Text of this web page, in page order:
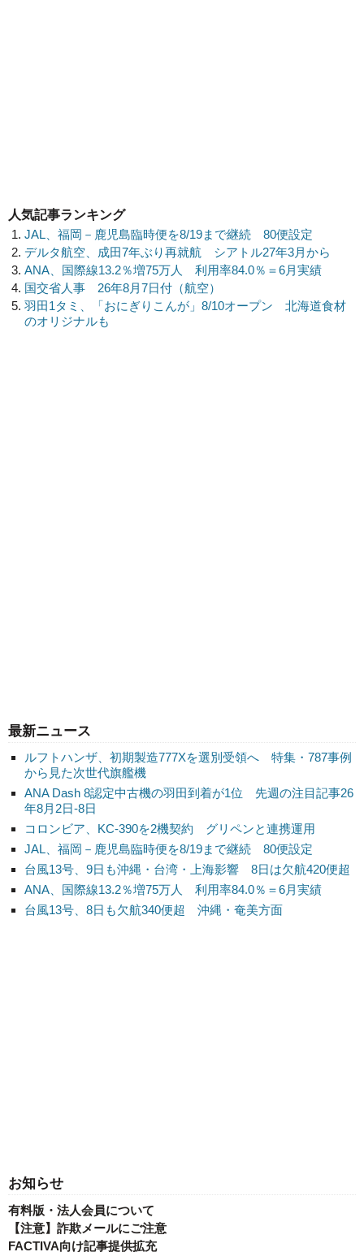
最新ニュース
ルフトハンザ、初期製造777Xを選別受領へ 特集・787事例
から見た次世代旗艦機
ANA Dash 8認定中古機の羽田到着が1位 先週の注目記事26
年8月2日-8日
コロンビア、KC-390を2機契約 グリペンと連携運用
JAL、福岡－鹿児島臨時便を8/19まで継続 80便設定
台風13号、9日も沖縄・台湾・上海影響 8日は欠航420便超
ANA、国際線13.2％増75万人 利用率84.0％＝6月実績
台風13号、8日も欠航340便超 沖縄・奄美方面
お知らせ
有料版・法人会員について
【注意】詐欺メールにご注意
FACTIVA向け記事提供拡充
人気記事ランキング
JAL、福岡－鹿児島臨時便を8/19まで継続 80便設定
デルタ航空、成田7年ぶり再就航 シアトル27年3月から
ANA、国際線13.2％増75万人 利用率84.0％＝6月実績
国交省人事 26年8月7日付（航空）
羽田1タミ、「おにぎりこんが」8/10オープン 北海道食材
のオリジナルも